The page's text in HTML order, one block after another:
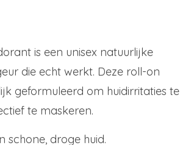
is een unisex natuurlijke
die echt werkt. Deze roll-on
geformuleerd om huidirritaties te
te maskeren.
schone, droge huid.